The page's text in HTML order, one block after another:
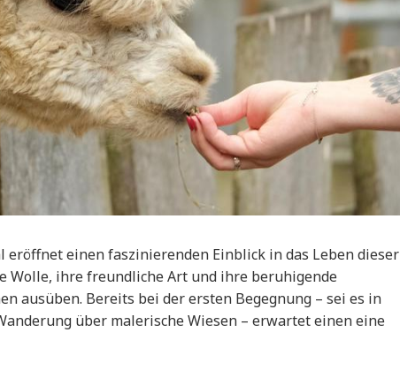
eröffnet einen faszinierenden Einblick in das Leben dieser
Wolle, ihre freundliche Art und ihre beruhigende
ausüben. Bereits bei der ersten Begegnung – sei es in
über malerische Wiesen – erwartet einen eine